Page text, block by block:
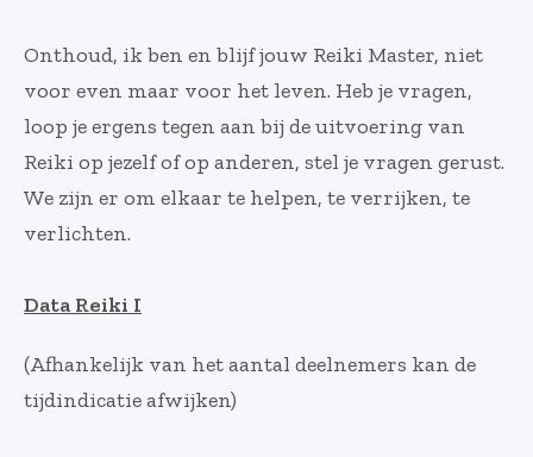
Onthoud, ik ben en blijf jouw Reiki Master, niet
voor even maar voor het leven. Heb je vragen,
loop je ergens tegen aan bij de uitvoering van
Reiki op jezelf of op anderen, stel je vragen gerust.
We zijn er om elkaar te helpen, te verrijken, te
verlichten.
Data Reiki I
(Afhankelijk van het aantal deelnemers kan de
tijdindicatie afwijken)